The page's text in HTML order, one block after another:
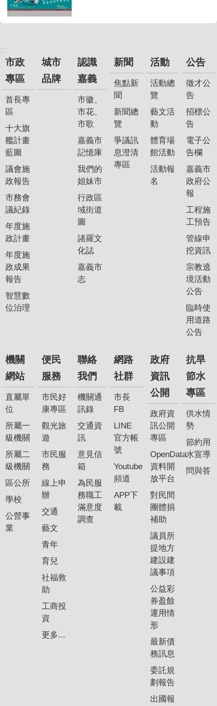
:::
市政
專區
首長專
區
十大旗
艦計畫
藍圖
議會施
政報告
市務會
議紀錄
年度施
政計畫
年度施
政成果
報告
智慧數
位治理
城市
品牌
認識
嘉義
市徽、
市花、
市歌
嘉義市
記憶庫
我們的
姐妹市
行政區
域街道
圖
諸羅文
化誌
嘉義市
志
新聞
焦點新
聞
新聞總
覽
爭議訊
息澄清
專區
活動
活動總
覽
藝文活
動
體育場
館活動
活動報
名
公告
徵才公
告
招標公
告
電子公
告欄
嘉義市
政府公
報
工程施
工預告
管線申
挖資訊
宗教遶
境活動
公告
臨時使
用道路
公告
機關
網站
直屬單
位
所屬一
級機關
所屬二
級機關
區公所
學校
公營事
業
便民
服務
市民好
康專區
觀光旅
遊
市民服
務
線上申
辦
交通
藝文
青年
育兒
社福救
助
工商投
資
更多...
聯絡
我們
機關通
訊錄
交通資
訊
意見信
箱
為民服
務職工
滿意度
調查
網路
社群
市長
FB
LINE
官方帳
號
Youtube
頻道
APP下
載
政府
資訊
公開
政府資
訊公開
專區
OpenData
資料開
放平台
對民間
團體捐
補助
議員所
提地方
建設建
議事項
公益彩
券盈餘
運用情
形
最新債
務訊息
委託規
劃報告
出國報
抗旱
節水
專區
供水情
勢
節約用
水宣導
問與答